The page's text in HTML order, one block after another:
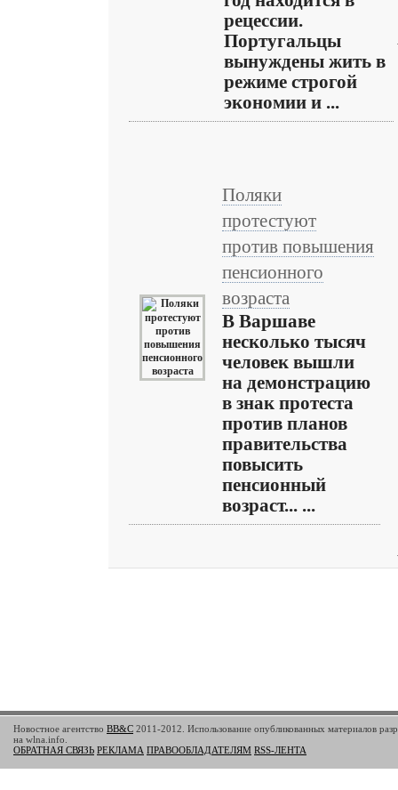
рецессии.
Португальцы
вынуждены жить в
режиме строгой
экономии и ...
Поляки
протестуют
против повышения
пенсионного
возраста
В Варшаве
несколько тысяч
человек вышли
на демонстрацию
в знак протеста
против планов
правительства
повысить
пенсионный
возраст... ...
Новостное агентство BB&C 2011-2012. Использование опубликованных материалов
на wlna.info.
ОБРАТНАЯ СВЯЗЬ РЕКЛАМА ПРАВООБЛАДАТЕЛЯМ RSS-ЛЕНТА